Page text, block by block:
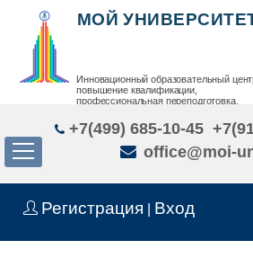
Регистрация Вход
МОЙ
Инновационный образовательный
повышение квалификации,
профессиональная переподготовка,
+7(499) 685-10-45
office@moi-